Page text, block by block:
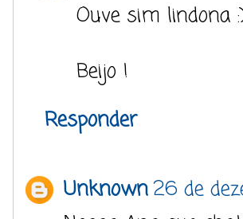
Ouve sim lindona
Beijo !
Responder
Unknown26 de